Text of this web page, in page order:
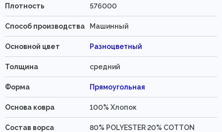
Плотность 576000
Способ производства Машинный
Основной цвет Разноцветный
Толщина средний
Форма Прямоугольная
Основа ковра 100% Хлопок
Состав ворса 80% POLYESTER 20% COTTON